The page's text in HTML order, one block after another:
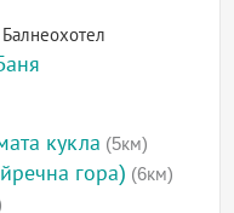
кукла (5км)
гора) (6км)